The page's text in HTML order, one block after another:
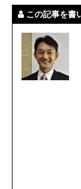
この記事を書